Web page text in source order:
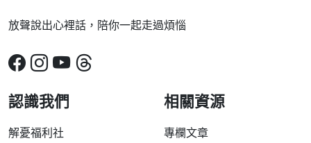
放聲說出心裡話，陪你一起走過煩惱
認識我們
解憂福利社
相關資源
專欄文章